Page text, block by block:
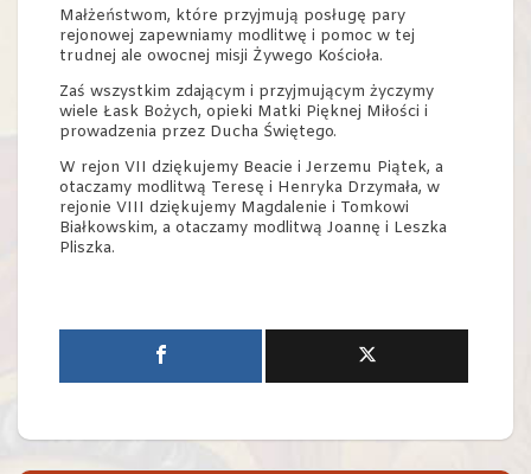
Małżeństwom, które przyjmują posługę pary
rejonowej zapewniamy modlitwę i pomoc w tej
trudnej ale owocnej misji Żywego Kościoła.
Zaś wszystkim zdającym i przyjmującym życzymy
wiele Łask Bożych, opieki Matki Pięknej Miłości i
prowadzenia przez Ducha Świętego.
W rejon VII dziękujemy Beacie i Jerzemu Piątek, a
otaczamy modlitwą Teresę i Henryka Drzymała, w
rejonie VIII dziękujemy Magdalenie i Tomkowi
Białkowskim, a otaczamy modlitwą Joannę i Leszka
Pliszka.